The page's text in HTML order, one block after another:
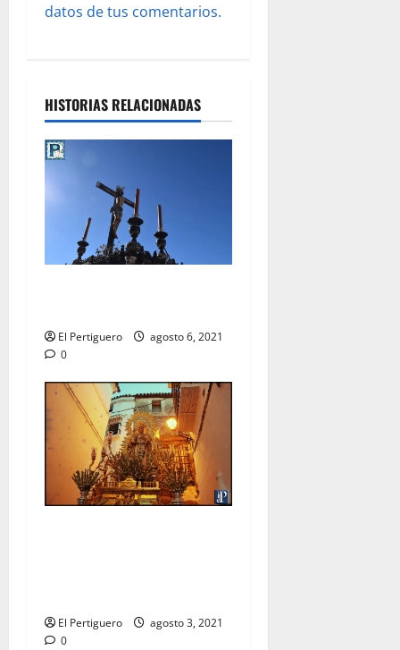
datos de tus comentarios.
HISTORIAS RELACIONADAS
El Pertiguero
agosto 6, 2021
0
El Pertiguero
agosto 3, 2021
0